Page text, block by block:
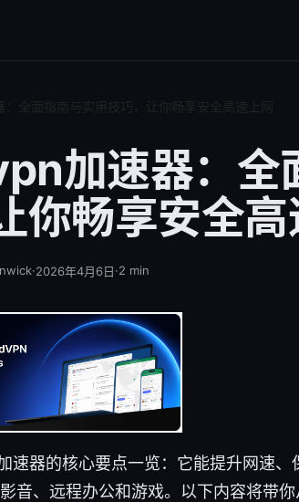
加速器：全
你畅享安全
·2026年4月6日·2 min
速器的核心要点一览：它能提升网速、
音、远程办公和游戏。以下内容将带